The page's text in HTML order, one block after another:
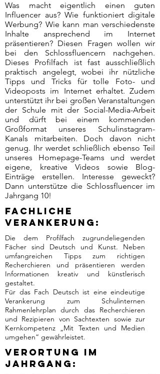
Was macht eigentlich einen guten
Influencer aus? Wie funktioniert digitale
Werbung? Wie kann man verschiedenste
Inhalte ansprechend im Internet
präsentieren? Diesen Fragen wollen wir
bei den Schlossfluencern nachgehen.
Dieses Profilfach ist fast ausschließlich
praktisch angelegt, wobei ihr nützliche
Tipps und Tricks für tolle Foto- und
Videoposts im Internet erhaltet. Zudem
unterstützt ihr bei großen Veranstaltungen
der Schule mit der Social-Media-Arbeit
und dürft bei einem kommenden
Großformat unseres Schulinstagram-
Kanals mitarbeiten. Doch davon nicht
genug. Ihr werdet schließlich ebenso Teil
unseres Homepage-Teams und werdet
eigene, kreative Videos sowie Blog-
Einträge erstellen. Interesse geweckt?
Dann unterstütze die Schlossfluencer im
Jahrgang 10!
Fachliche
Verankerung:
Die dem Profilfach zugrundeliegenden
Fächer sind Deutsch und Kunst. Neben
umfangreichen Tipps zum richtigen
Recherchieren und präsentieren werden
Informationen kreativ und künstlerisch
gestaltet.
Für das Fach Deutsch ist eine eindeutige
Verankerung zum Schulinternen
Rahmenlehrplan durch das Recherchieren
und Rezipieren von Sachtexten sowie zur
Kernkompetenz „Mit Texten und Medien
umgehen“ gewährleistet.
Verortung im
Jahrgang: